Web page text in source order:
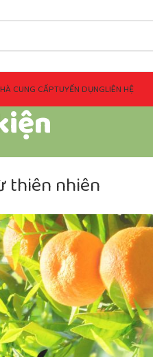
CUNG CẤPTUYỂN DỤNGLIÊN HỆ
thiên nhiên